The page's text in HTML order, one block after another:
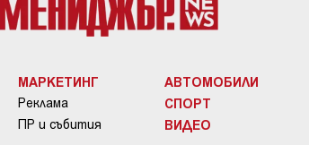
МАРКЕТИНГ
Реклама
ПР и събития
АВТОМОБИЛИ
СПОРТ
ВИДЕО